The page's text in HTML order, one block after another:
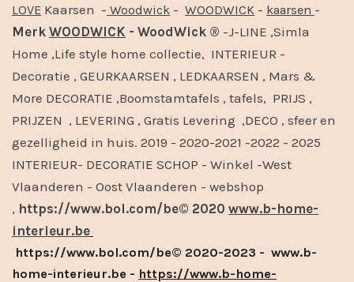
LOVE Kaarsen - Woodwick - WOODWICK - kaarsen -
Merk WOODWICK - WoodWick ® -J-LINE ,Simla
Home ,Life style home collectie, INTERIEUR -
Decoratie , GEURKAARSEN , LEDKAARSEN , Mars &
More DECORATIE ,Boomstamtafels , tafels, PRIJS ,
PRIJZEN , LEVERING , Gratis Levering ,DECO , sfeer en
gezelligheid in huis. 2019 - 2020-2021 -2022 - 2025
INTERIEUR- DECORATIE SCHOP - Winkel -West
Vlaanderen - Oost Vlaanderen - webshop
, https://www.bol.com/be© 2020 www.b-home-
interieur.be
https://www.bol.com/be© 2020-2023 - www.b-
home-interieur.be - https://www.b-home-